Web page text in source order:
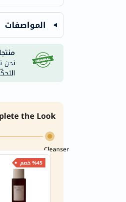
المواصفات
نحن
the Look
Cleanser
%45 خصم